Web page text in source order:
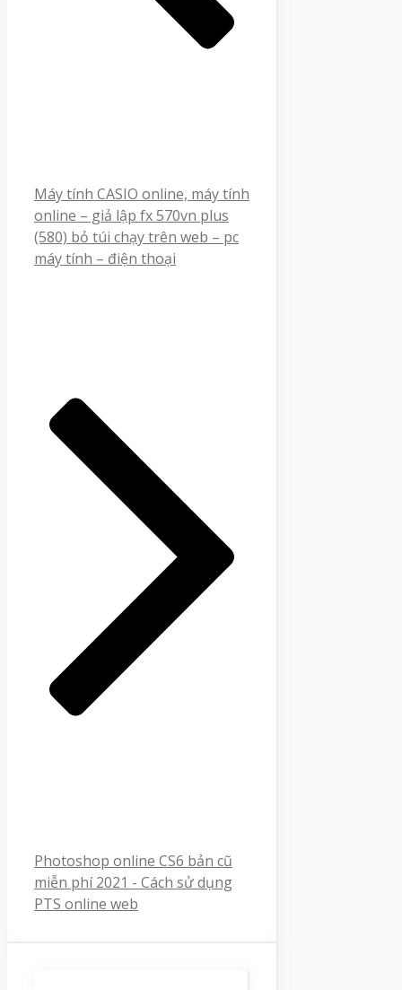
Máy tính CASIO online, máy tính
online – giả lập fx 570vn plus
(580) bỏ túi chạy trên web – pc
máy tính – điện thoại
Photoshop online CS6 bản cũ
miễn phí 2021 - Cách sử dụng
PTS online web